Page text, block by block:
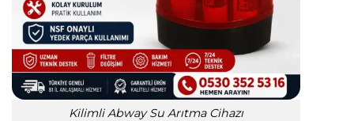
Kilimli Abway Su Arıtma Cihazı